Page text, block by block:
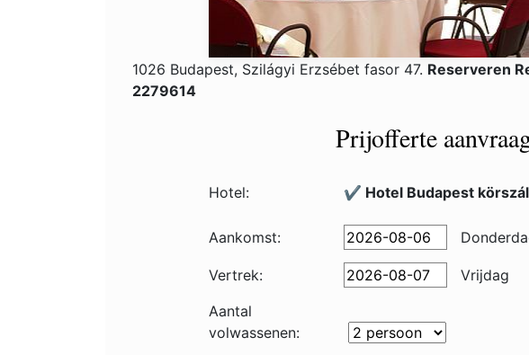
1026 Budapest, Szilágyi Erzsébet fasor 47. Reserveren
2279614
Prijofferte
Hotel: ✔️ Hotel Budapest
Aankomst:
Vertrek:
Vrijdag
Aantal
volwassenen: